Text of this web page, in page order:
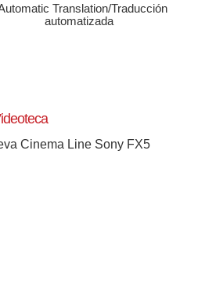
Translation/Traducción
automatizada
Cinema Line Sony FX5